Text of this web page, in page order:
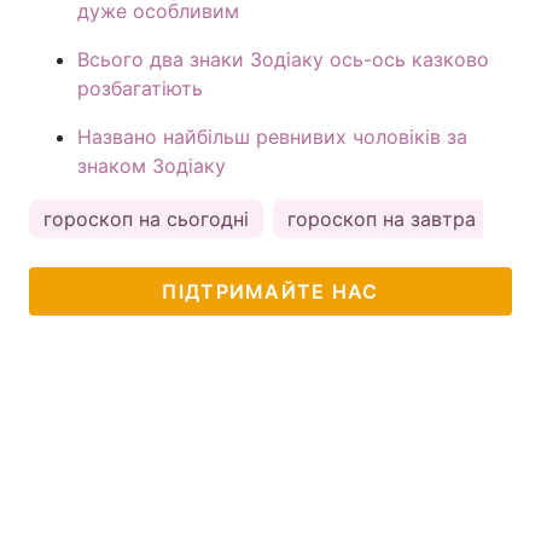
дуже особливим
Всього два знаки Зодіаку ось-ось казково
розбагатіють
Названо найбільш ревнивих чоловіків за
знаком Зодіаку
гороскоп на сьогодні гороскоп на завтра
ПІДТРИМАЙТЕ НАС